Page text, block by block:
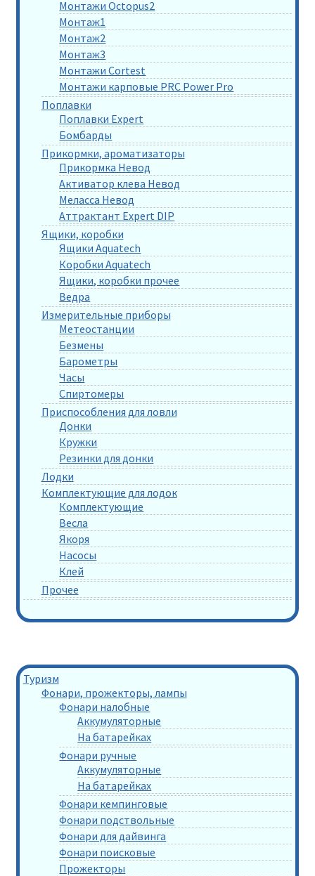
Монтажи Octopus2
Монтаж1
Монтаж2
Монтаж3
Монтажи Cortest
Монтажи карповые PRC Power Pro
Поплавки
Поплавки Expert
Бомбарды
Прикормки, ароматизаторы
Прикормка Невод
Активатор клева Невод
Меласса Невод
Аттрактант Expert DIP
Ящики, коробки
Ящики Aquatech
Коробки Aquatech
Ящики, коробки прочее
Ведра
Измерительные приборы
Метеостанции
Безмены
Барометры
Часы
Спиртомеры
Приспособления для ловли
Донки
Кружки
Резинки для донки
Лодки
Комплектующие для лодок
Комплектующие
Весла
Якоря
Насосы
Клей
Прочее
Туризм
Фонари, прожекторы, лампы
Фонари налобные
Аккумуляторные
На батарейках
Фонари ручные
Аккумуляторные
На батарейках
Фонари кемпинговые
Фонари подствольные
Фонари для дайвинга
Фонари поисковые
Прожекторы